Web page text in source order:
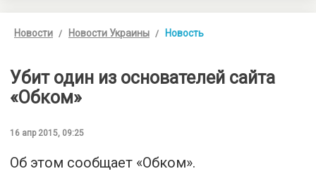
Новости Новости Украины Новость
Убит один из основателей сайта
«Обком»
16 апр 2015, 09:25
Об этом сообщает «Обком».